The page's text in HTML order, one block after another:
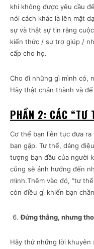
khi không được yêu cầu
nói cách khác là lên mặt
sự và thật sự tin rằng
kiến thức / sự trợ giúp /
cấp cho họ.
Cho đi những gì mình có,
Hãy thật chân thành và
PHẦN 2: CÁC “TƯ
Cơ thể bạn liên tục đưa
bạn gặp. Tư thế, dáng
tượng bạn đầu của người
cũng sẽ ảnh hưởng đến
mình.Thêm vào đó, “tư
còn điều gì khiến bạn
Đứng thẳng, nhưng
Hãy thử những lời